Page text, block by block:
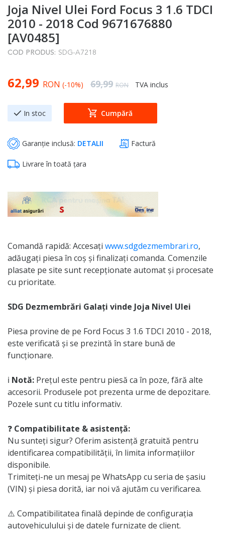
to
the
beginning
of
the
gallery
Joja Nivel Ulei Ford Focus 3 1.6 TDCI
2010 - 2018 Cod 9671676880
[AV0485]
COD PRODUS: SDG-A7218
Special Price
62,99 RON (-10%) Regular Price
69,99 RON TVA inclus
In stoc Cumpără
Garanție inclusă: DETALII Factură
Livrare în toată țara
Comandă rapidă: Accesați www.sdgdezmembrari.ro,
adăugați piesa în coș și finalizați comanda. Comenzile
plasate pe site sunt recepționate automat și procesate
cu prioritate.
SDG Dezmembrări Galați vinde Joja Nivel Ulei
Piesa provine de pe Ford Focus 3 1.6 TDCI 2010 - 2018,
este verificată și se prezintă în stare bună de
funcționare.
ℹ️ Notă: Prețul este pentru piesă ca în poze, fără alte
accesorii. Produsele pot prezenta urme de depozitare.
Pozele sunt cu titlu informativ.
❓ Compatibilitate & asistență:
Nu sunteți sigur? Oferim asistență gratuită pentru
identificarea compatibilității, în limita informațiilor
disponibile.
Trimiteți-ne un mesaj pe WhatsApp cu seria de șasiu
(VIN) și piesa dorită, iar noi vă ajutăm cu verificarea.
⚠️ Compatibilitatea finală depinde de configurația
autovehiculului și de datele furnizate de client.